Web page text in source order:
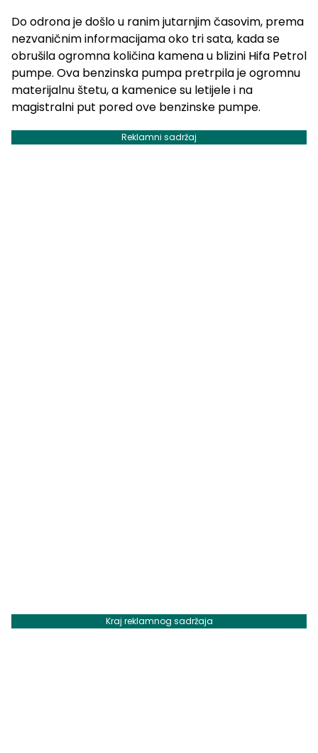
Do odrona je došlo u ranim jutarnjim časovim, prema
nezvaničnim informacijama oko tri sata, kada se
obrušila ogromna količina kamena u blizini Hifa Petrol
pumpe. Ova benzinska pumpa pretrpila je ogromnu
materijalnu štetu, a kamenice su letijele i na
magistralni put pored ove benzinske pumpe.
Reklamni sadržaj
Kraj reklamnog sadržaja